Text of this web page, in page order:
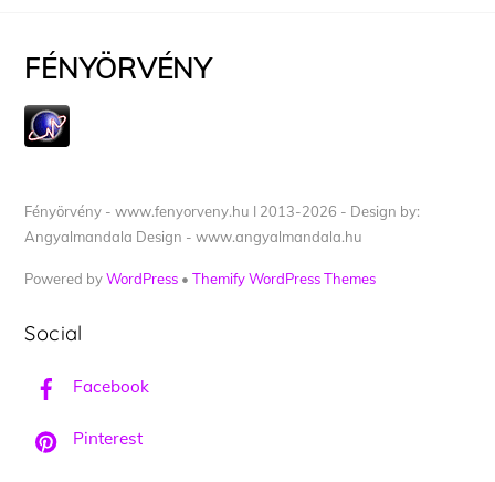
FÉNYÖRVÉNY
Fényörvény - www.fenyorveny.hu I 2013-2026 - Design by:
Angyalmandala Design - www.angyalmandala.hu
Powered byWordPress •Themify WordPress Themes
Social
Facebook
Pinterest